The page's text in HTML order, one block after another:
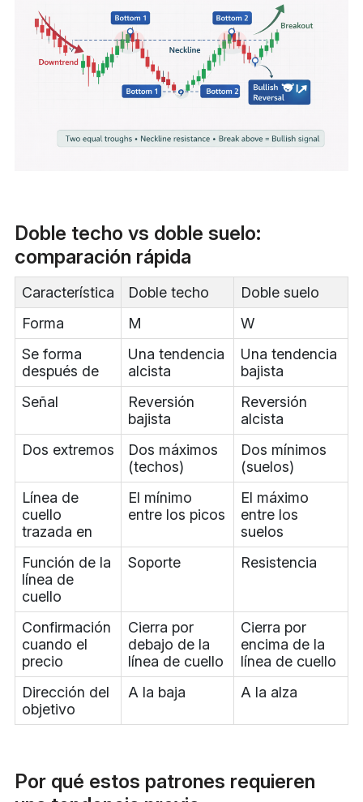
Doble techo vs doble suelo:
comparación rápida
Característica Doble techo
Doble suelo
Forma
M
W
Se forma
después de
Una tendencia
alcista
Una tendencia
bajista
Señal
Reversión
bajista
Reversión
alcista
Dos extremos
Dos máximos
(techos)
Dos mínimos
(suelos)
Línea de
cuello
trazada en
El mínimo
entre los picos
El máximo
entre los
suelos
Función de la
línea de
cuello
Soporte Resistencia
Confirmación
cuando el
precio
Cierra por
debajo de la
línea de cuello
Cierra por
encima de la
línea de cuello
Dirección del
objetivo
A la baja A la alza
Por qué estos patrones requieren